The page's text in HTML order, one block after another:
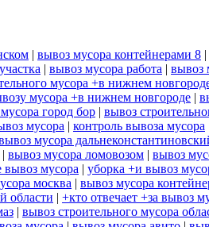
| вывоз мусора контейнерами 8 |
| вывоз мусора работа | вывоз
мусора +в нижнем
мусора +в нижнем новгороде |
город бор | вывоз
мусора | контроль вывоза мусора
мусора
| вывоз мусора ломовозом | вывоз
вывоз мусора | уборка +и вывоз
москва | вывоз мусора
области | +кто отвечает +за вывоз
| вывоз строительного мусора